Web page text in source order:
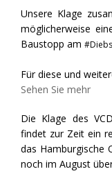
Unsere Klage
möglicherweise
Baustopp am
Für diese und
Sehen Sie mehr
Die Klage des
findet zur Zeit ein
das Hamburgische
noch im August